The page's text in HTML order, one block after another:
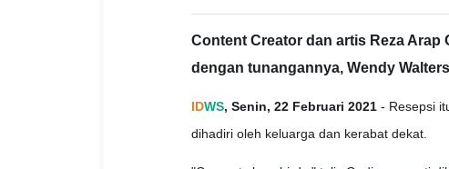
Content Creator dan artis Reza
dengan tunangannya, Wendy
IDWS, Senin, 22 Februari 2021- Resepsi
dihadiri oleh keluarga dan kerabat dekat.